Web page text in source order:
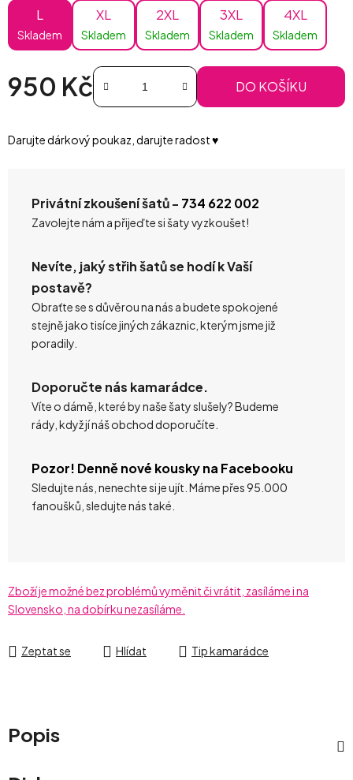
L
Skladem
XL
Skladem
2XL
Skladem
3XL
Skladem
4XL
Skladem
950 Kč DO KOŠÍKU
Darujte dárkový poukaz, darujte radost ♥️
Privátní zkoušení šatů - 734 622 002
Zavolejte nám a přijeďte si šaty vyzkoušet!
Nevíte, jaký střih šatů se hodí k Vaší
postavě?
Obraťte se s důvěrou na nás a budete spokojené
stejně jako tisíce jiných zákaznic, kterým jsme již
poradily.
Doporučte nás kamarádce.
Víte o dámě, které by naše šaty slušely? Budeme
rády, když jí náš obchod doporučíte.
Pozor! Denně nové kousky na Facebooku
Sledujte nás, nenechte si je ujít. Máme přes 95.000
fanoušků, sledujte nás také.
Zboží je možné bez problémů vyměnit či vrátit, zasíláme i na
Slovensko, na dobírku nezasíláme.
Zeptat se Hlídat Tip kamarádce
Popis